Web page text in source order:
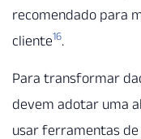
recomendado para
cliente16.
Para transformar
devem adotar uma
usar ferramentas